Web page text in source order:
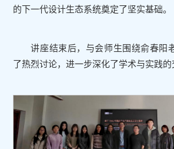
的下一代设计生态系统奠定了坚实基础。
讲座结束后，与会师生围绕俞春阳
了热烈讨论，进一步深化了学术与实践的